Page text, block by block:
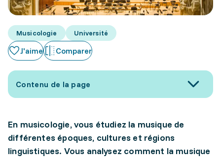
Musicologie Université
J'aime Comparer
Contenu de la page
En musicologie, vous étudiez la musique de
différentes époques, cultures et régions
linguistiques. Vous analysez comment la musique